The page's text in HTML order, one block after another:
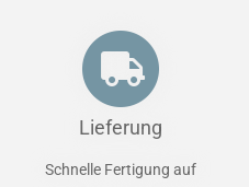
Lieferung
Schnelle Fertigung auf